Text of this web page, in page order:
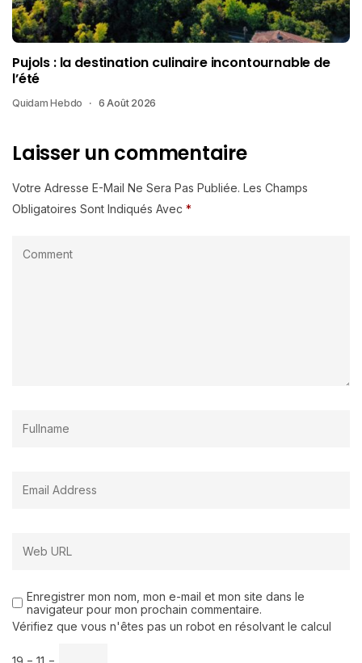
Pujols : la destination culinaire incontournable de
l’été
Quidam Hebdo 6 Août 2026
Laisser un commentaire
Votre Adresse E-Mail Ne Sera Pas Publiée. Les Champs
Obligatoires Sont Indiqués Avec *
Enregistrer mon nom, mon e-mail et mon site dans le
navigateur pour mon prochain commentaire.
Vérifiez que vous n'êtes pas un robot en résolvant le calcul